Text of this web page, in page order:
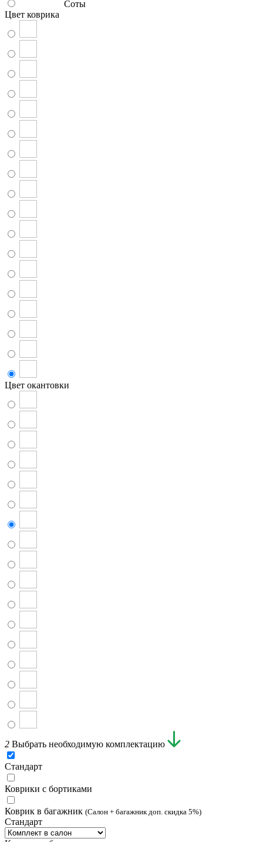
Соты
Цвет коврика
Цвет окантовки
2 Выбрать необходимую комплектацию
Стандарт
Коврики с бортиками
Коврик в багажник (Салон + багажник доп. скидка 5%)
Стандарт